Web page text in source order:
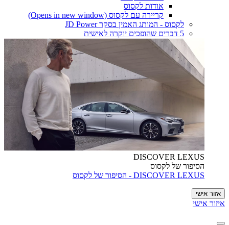
אודות לקסוס
קריירה עם לקסוס (Opens in new window)
לקסוס - המותג האמין בסקר JD Power
5 דברים שהופכים יוקרה לאישית
DISCOVER LEXUS
הסיפור של לקסוס
DISCOVER LEXUS - הסיפור של לקסוס
אזור אישי
איזור אישי